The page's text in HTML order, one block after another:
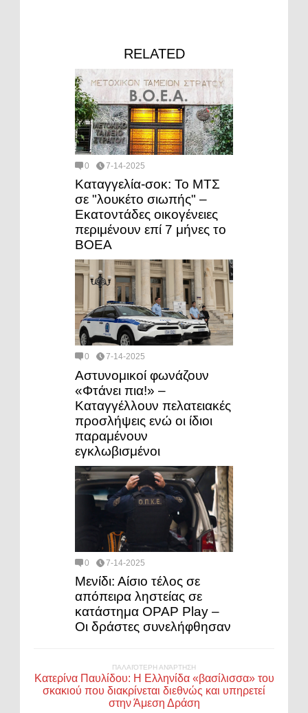
RELATED
0 7-14-2025
Καταγγελία-σοκ: Το ΜΤΣ
σε "λουκέτο σιωπής" –
Εκατοντάδες οικογένειες
περιμένουν επί 7 μήνες το
ΒΟΕΑ
0 7-14-2025
Αστυνομικοί φωνάζουν
«Φτάνει πια!» –
Καταγγέλλουν πελατειακές
προσλήψεις ενώ οι ίδιοι
παραμένουν
εγκλωβισμένοι
0 7-14-2025
Μενίδι: Αίσιο τέλος σε
απόπειρα ληστείας σε
κατάστημα OPAP Play –
Οι δράστες συνελήφθησαν
ΠΑΛΑΙΌΤΕΡΗ ΑΝΆΡΤΗΣΗ
Κατερίνα Παυλίδου: Η Ελληνίδα «βασίλισσα» του
σκακιού που διακρίνεται διεθνώς και υπηρετεί
στην Άμεση Δράση